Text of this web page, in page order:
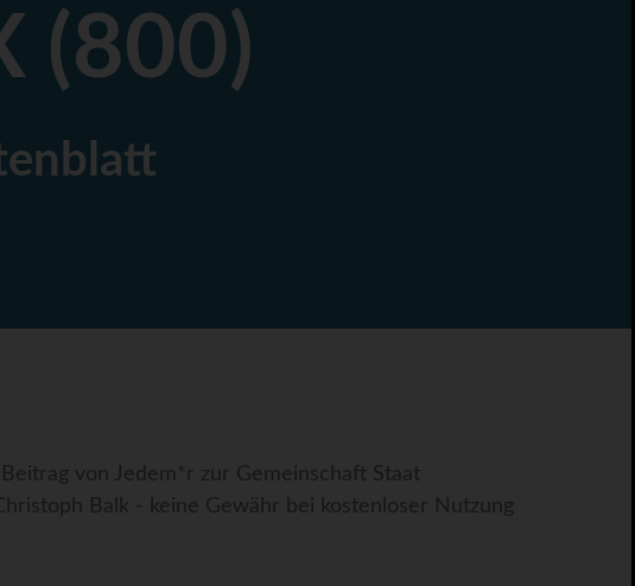
(800)
von Jedem*r zur Gemeinschaft Staat
Balk - keine Gewähr bei kostenloser Nutzung